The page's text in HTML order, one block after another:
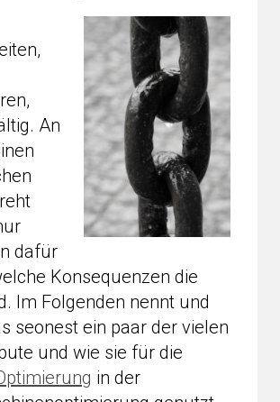
An
dafür
Konsequenzen die
Im Folgenden nennt und
seonest ein paar der vielen
und wie sie für die
in der